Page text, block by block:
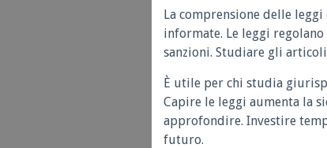
La comprensione delle
informate. Le leggi
sanzioni. Studiare gli
È utile per chi studia
Capire le leggi aumenta la
approfondire. Investire
futuro.